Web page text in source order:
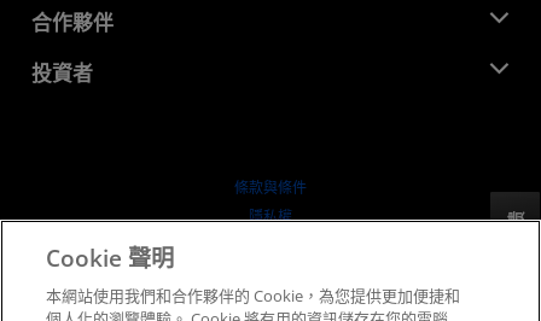
招聘
聯絡我們
媒體庫
開發者中心
案例研究
合作夥伴
AMD 合作夥伴中心
投資者
行情走勢
條款與條件
隱私權
公平公開競爭
反馈
Cookie 聲明
本網站使用我們和合作夥伴的 Cookie，為您提供更加便捷和